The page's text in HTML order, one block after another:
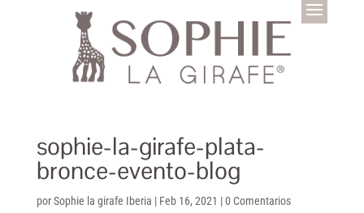
sophie-la-girafe-plata-
bronce-evento-blog
porSophie la girafe Iberia | Feb 16, 2021 |0 Comentarios